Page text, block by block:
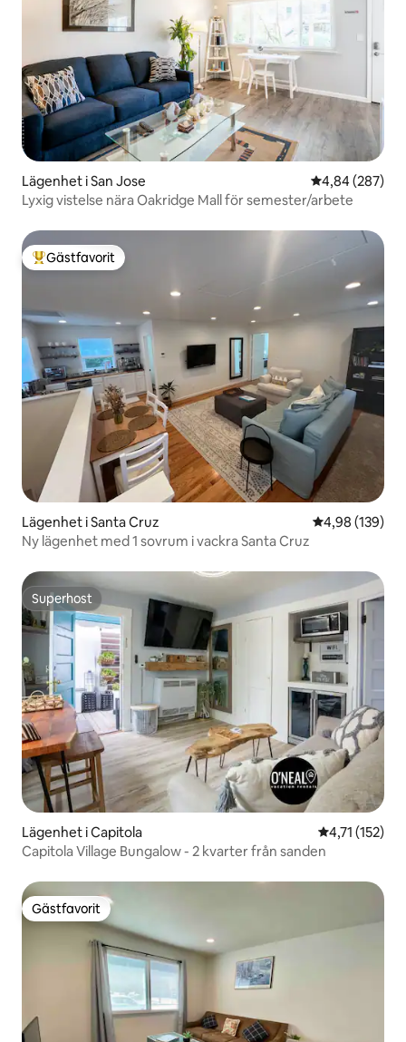
Lägenhet i San Jose 4,84 av 5 i
4,84 (287)
Lyxig vistelse nära Oakridge Mall för semester/arbete
Populär gästfavorit
Gästfavorit
Lägenhet i Santa Cruz 4,98 av 5 i
4,98 (139)
Ny lägenhet med 1 sovrum i vackra Santa Cruz
Superhost
Superhost
Lägenhet i Capitola 4,71 av 5 i
4,71 (152)
Capitola Village Bungalow - 2 kvarter från sanden
Gästfavorit
Gästfavorit